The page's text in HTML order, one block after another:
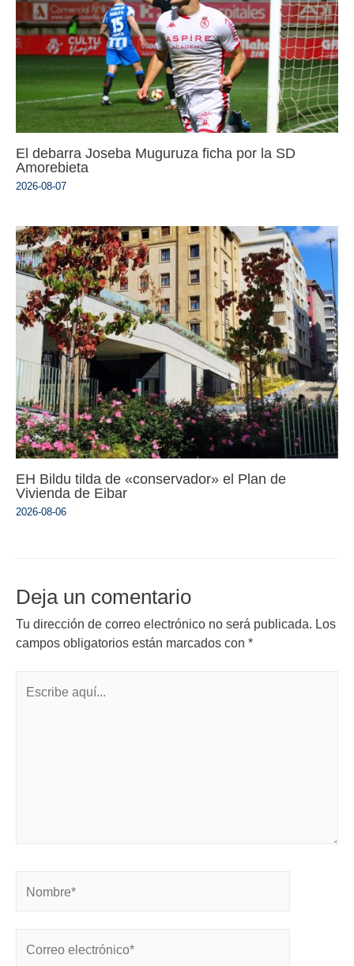
El debarra Joseba Muguruza ficha por la SD
Amorebieta
2026-08-07
EH Bildu tilda de «conservador» el Plan de
Vivienda de Eibar
2026-08-06
Deja un comentario
Tu dirección de correo electrónico no será publicada. Los
campos obligatorios están marcados con *